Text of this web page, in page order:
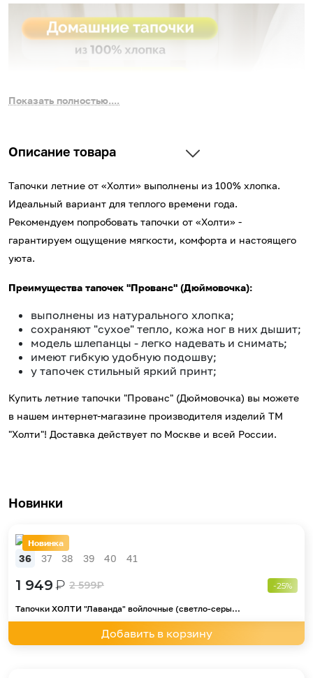
Показать полностью....
Описание товара
Тапочки летние от «Холти» выполнены из 100% хлопка.
Идеальный вариант для теплого времени года.
Рекомендуем попробовать тапочки от «Холти» -
гарантируем ощущение мягкости, комфорта и настоящего
уюта.
Преимущества тапочек "Прованс" (Дюймовочка):
выполнены из натурального хлопка;
сохраняют "сухое" тепло, кожа ног в них дышит;
модель шлепанцы - легко надевать и снимать;
имеют гибкую удобную подошву;
у тапочек стильный яркий принт;
Купить летние тапочки "Прованс" (Дюймовочка) вы можете
в нашем интернет-магазине производителя изделий ТМ
"Холти"! Доставка действует по Москве и всей России.
Новинки
Новинка
36 37 38 39 40 41
1 949₽ 2 599₽ -25%
Тапочки ХОЛТИ "Лаванда" войлочные (светло-серы...
Добавить в корзину